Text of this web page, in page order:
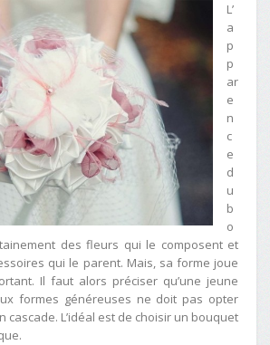
L’
a
p
p
ar
e
n
c
e
d
u
b
o
des fleurs qui le composent et
qui le parent. Mais, sa forme joue
Il faut alors préciser qu’une jeune
formes généreuses ne doit pas opter
cascade. L’idéal est de choisir un bouquet